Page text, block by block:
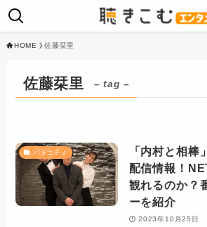
HOME 佐藤栞里
佐藤栞里 – tag –
バラエティ
「内村と相棒
配信情報！
観れるのか？
ーを紹介
2023年10月25日